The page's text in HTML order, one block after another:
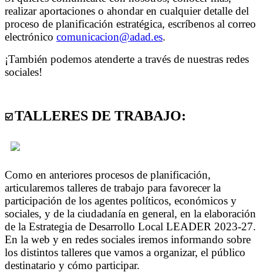
realizar aportaciones o ahondar en cualquier detalle del
proceso de planificación estratégica, escríbenos al correo
electrónico comunicacion@adad.es.
¡También podemos atenderte a través de nuestras redes
sociales!
☑️ TALLERES DE TRABAJO:
Como en anteriores procesos de planificación,
articularemos talleres de trabajo para favorecer la
participación de los agentes políticos, económicos y
sociales, y de la ciudadanía en general, en la elaboración
de la Estrategia de Desarrollo Local LEADER 2023-27.
En la web y en redes sociales iremos informando sobre
los distintos talleres que vamos a organizar, el público
destinatario y cómo participar.